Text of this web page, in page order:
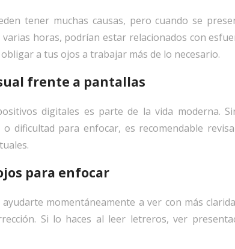
tener muchas causas, pero cuando se
horas, podrían estar relacionados con
a tus ojos a trabajar más de lo necesario.
frente a pantallas
digitales es parte de la vida moderna.
o dificultad para enfocar, es recomendable
para enfocar
momentáneamente a ver con más
Si lo haces al leer letreros, ver